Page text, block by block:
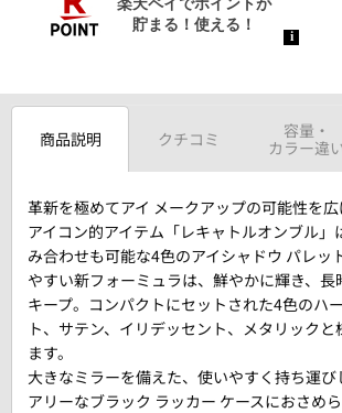
商品説明 クチコミ
容量・
カラー違
革新を極めてアイ メークアップの可能性を
アイコン的アイテム「レキャトルオンブル」
み合わせも可能な4色のアイシャドウ パレッ
やすい新フォーミュラは、鮮やかに輝き、長
キープ。コンパクトにセットされた4色のハ
ト、サテン、イリデッセント、メタリックと
ます。
大きなミラーを備えた、使いやすく持ち運び
アリーなブラック ラッカー ケースにおさめら